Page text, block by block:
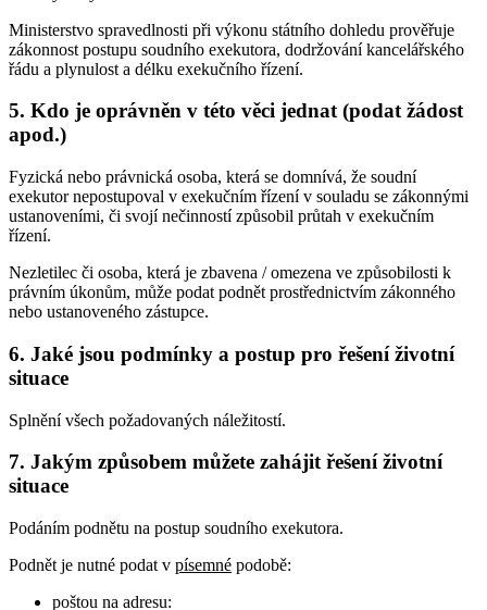
Ministerstvo spravedlnosti při výkonu státního dohledu prověřuje
zákonnost postupu soudního exekutora, dodržování kancelářského
řádu a plynulost a délku exekučního řízení.
5. Kdo je oprávněn v této věci jednat (podat žádost
apod.)
Fyzická nebo právnická osoba, která se domnívá, že soudní
exekutor nepostupoval v exekučním řízení v souladu se zákonnými
ustanoveními, či svojí nečinností způsobil průtah v exekučním
řízení.
Nezletilec či osoba, která je zbavena / omezena ve způsobilosti k
právním úkonům, může podat podnět prostřednictvím zákonného
nebo ustanoveného zástupce.
6. Jaké jsou podmínky a postup pro řešení životní
situace
Splnění všech požadovaných náležitostí.
7. Jakým způsobem můžete zahájit řešení životní
situace
Podáním podnětu na postup soudního exekutora.
Podnět je nutné podat v písemné podobě:
poštou na adresu: